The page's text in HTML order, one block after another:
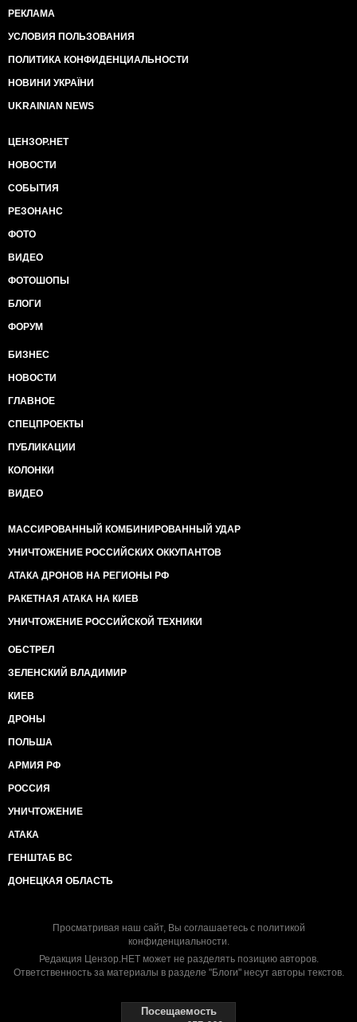
РЕКЛАМА
УСЛОВИЯ ПОЛЬЗОВАНИЯ
ПОЛИТИКА КОНФИДЕНЦИАЛЬНОСТИ
НОВИНИ УКРАЇНИ
UKRAINIAN NEWS
ЦЕНЗОР.НЕТ
НОВОСТИ
СОБЫТИЯ
РЕЗОНАНС
ФОТО
ВИДЕО
ФОТОШОПЫ
БЛОГИ
ФОРУМ
БИЗНЕС
НОВОСТИ
ГЛАВНОЕ
СПЕЦПРОЕКТЫ
ПУБЛИКАЦИИ
КОЛОНКИ
ВИДЕО
МАССИРОВАННЫЙ КОМБИНИРОВАННЫЙ УДАР
УНИЧТОЖЕНИЕ РОССИЙСКИХ ОККУПАНТОВ
АТАКА ДРОНОВ НА РЕГИОНЫ РФ
РАКЕТНАЯ АТАКА НА КИЕВ
УНИЧТОЖЕНИЕ РОССИЙСКОЙ ТЕХНИКИ
ОБСТРЕЛ
ЗЕЛЕНСКИЙ ВЛАДИМИР
КИЕВ
ДРОНЫ
ПОЛЬША
АРМИЯ РФ
РОССИЯ
УНИЧТОЖЕНИЕ
АТАКА
ГЕНШТАБ ВС
ДОНЕЦКАЯ ОБЛАСТЬ
Просматривая наш сайт, Вы соглашаетесь с политикой
конфиденциальности.
Редакция Цензор.НЕТ может не разделять позицию авторов.
Ответственность за материалы в разделе "Блоги" несут авторы текстов.
Посещаемость